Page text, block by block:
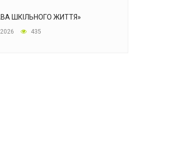
ШКІЛЬНОГО ЖИТТЯ»
435